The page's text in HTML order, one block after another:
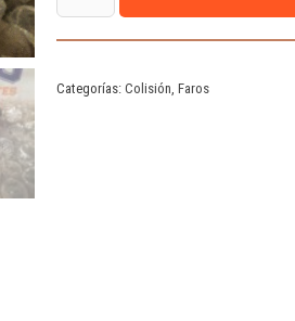
Categorías: Colisión Faros